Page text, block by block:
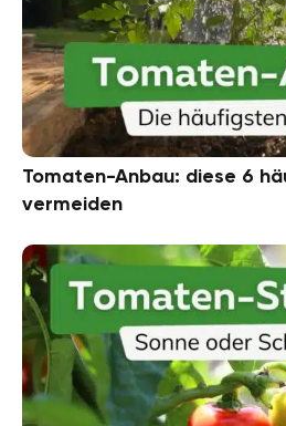
Tomaten-Anbau: diese 6
vermeiden